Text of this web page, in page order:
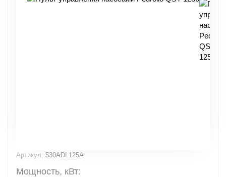
Артикул: 530ADL125A
Мощность, кВт: